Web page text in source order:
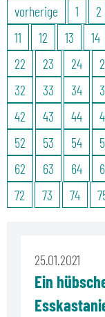
vorherige 1 2
11
12 13 14
22
23 24
32
33 34
42
43 44
52
53 54
62
63 64
72
73 74
25.01.2021
Ein